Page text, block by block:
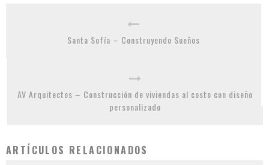
Santa Sofía – Construyendo Sueños
AV Arquitectos – Construcción de viviendas al costo con diseño
personalizado
ARTÍCULOS RELACIONADOS